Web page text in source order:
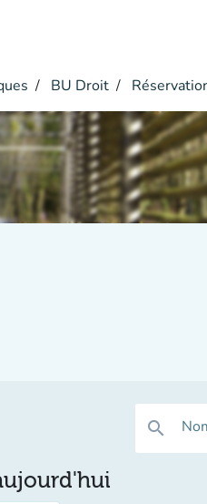
BU Droit
search